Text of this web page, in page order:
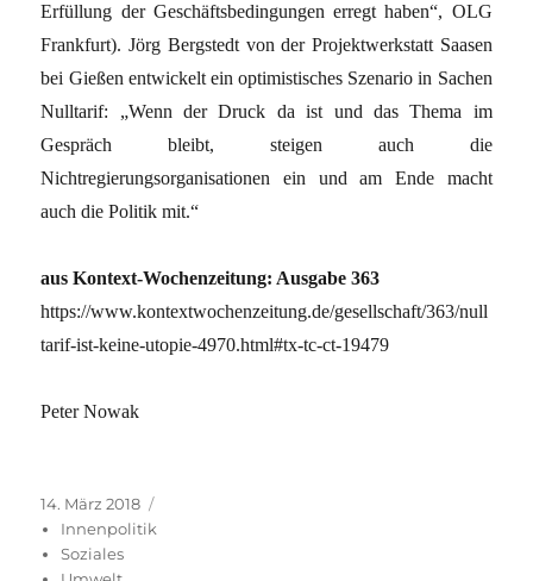
Erfüllung der Geschäftsbedingungen erregt haben“, OLG
Frankfurt). Jörg Bergstedt von der Projektwerkstatt Saasen
bei Gießen entwickelt ein optimistisches Szenario in Sachen
Nulltarif: „Wenn der Druck da ist und das Thema im
Gespräch bleibt, steigen auch die
Nichtregierungsorganisationen ein und am Ende macht
auch die Politik mit.“
aus Kontext-Wochenzeitung: Ausgabe 363
https://www.kontextwochenzeitung.de/gesellschaft/363/null
tarif-ist-keine-utopie-4970.html#tx-tc-ct-19479
Peter Nowak
Veröffentlicht
am
14. März 2018
Innenpolitik
Soziales